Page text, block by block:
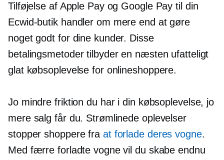
Tilføjelse af Apple Pay og Google Pay til din
Ecwid-butik handler om mere end at gøre
noget godt for dine kunder. Disse
betalingsmetoder tilbyder en næsten ufatteligt
glat købsoplevelse for onlineshoppere.
Jo mindre friktion du har i din købsoplevelse, jo
mere salg får du. Strømlinede oplevelser
stopper shoppere fra at forlade deres vogne.
Med færre forladte vogne vil du skabe endnu